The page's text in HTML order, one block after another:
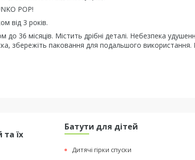
POP!
від 3 років.
до 36 місяців. Містить дрібні деталі. Небезпека
збережіть паковання для подальшого використання.
їх
Батути для дітей
Дитячі гірки спуски